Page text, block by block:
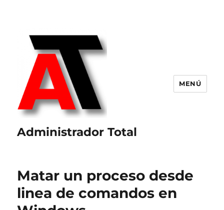
Administrador Total
MENÚ
Matar un proceso desde
linea de comandos en